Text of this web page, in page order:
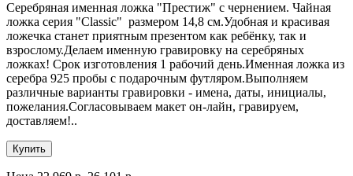
Серебряная именная ложка "Престиж" с чернением. Чайная
ложка серия "Classic" размером 14,8 см.Удобная и красивая
ложечка станет приятным презентом как ребёнку, так и
взрослому.Делаем именную гравировку на серебряных
ложках! Срок изготовления 1 рабочий день.Именная ложка из
серебра 925 пробы с подарочным футляром.Выполняем
различные варианты гравировки - имена, даты, инициалы,
пожелания.Согласовываем макет он-лайн, гравируем,
доставляем!..
Купить